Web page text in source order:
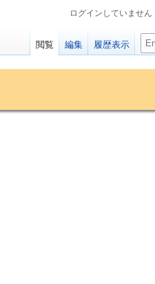
ログインしていません
閲覧 編集 履歴表示
検
索